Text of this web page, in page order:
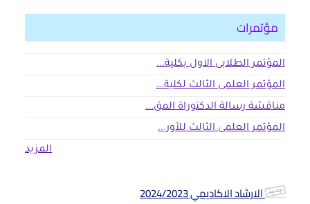
مؤتمرات
المؤتمر الطلابى الاول بكلية...
المؤتمر العلمى الثالث لكلية...
مناقشة رسالة الدكتوراة المق...
المؤتمر العلمى الثالث للأور...
المزيد
الارشاد الاكاديمي 2024/2023